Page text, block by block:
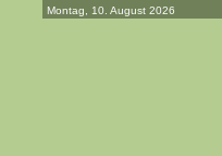
Montag, 10. August 2026